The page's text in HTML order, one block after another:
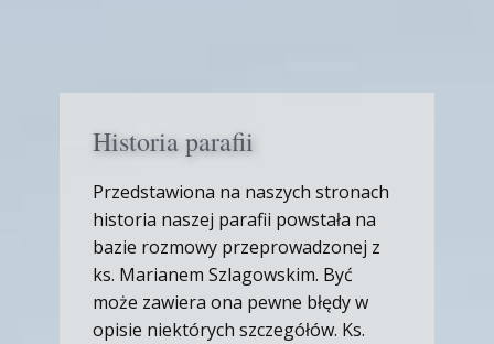
Historia parafii
Przedstawiona na naszych stronach
historia naszej parafii powstała na
bazie rozmowy przeprowadzonej z
ks. Marianem Szlagowskim. Być
może zawiera ona pewne błędy w
opisie niektórych szczegółów. Ks.